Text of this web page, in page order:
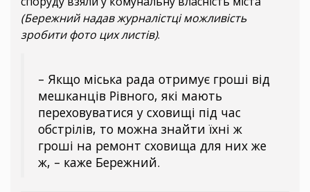
(Бережний надав журналістці можливість
зробити фото цих листів).
– Якщо міська рада отримує гроші від
мешканців Рівного, які мають
переховуватися у сховищі під час
обстрілів, то можна знайти їхні ж
гроші на ремонт сховища для них же
ж, – каже Бережний.